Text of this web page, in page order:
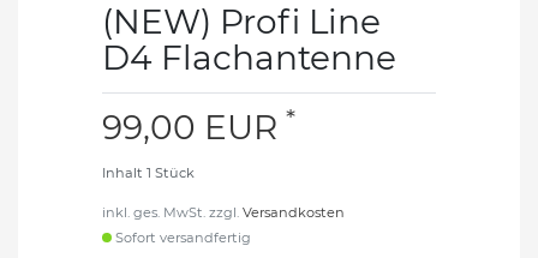
(NEW) Profi Line
D4 Flachantenne
99,00 EUR *
Inhalt 1 Stück
inkl. ges. MwSt. zzgl. Versandkosten
Sofort versandfertig